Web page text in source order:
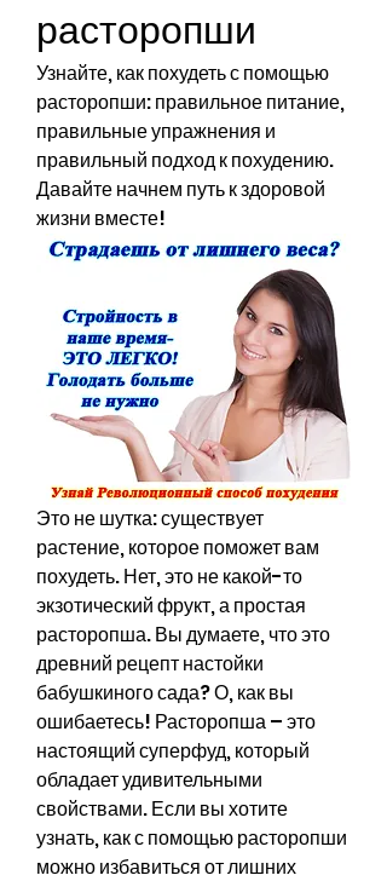
расторопши
Узнайте, как похудеть с помощью
расторопши: правильное питание,
правильные упражнения и
правильный подход к похудению.
Давайте начнем путь к здоровой
жизни вместе!
Это не шутка: существует
растение, которое поможет вам
похудеть. Нет, это не какой-то
экзотический фрукт, а простая
расторопша. Вы думаете, что это
древний рецепт настойки
бабушкиного сада? О, как вы
ошибаетесь! Расторопша – это
настоящий суперфуд, который
обладает удивительными
свойствами. Если вы хотите
узнать, как с помощью расторопши
можно избавиться от лишних